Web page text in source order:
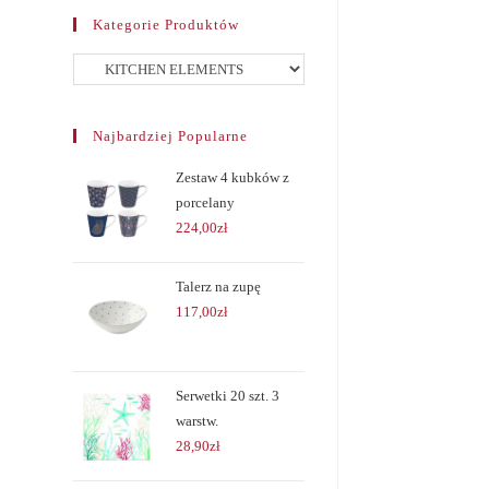
Kategorie Produktów
Najbardziej Popularne
Zestaw 4 kubków z
porcelany
224,00zł
Talerz na zupę
117,00zł
Serwetki 20 szt. 3
warstw.
28,90zł